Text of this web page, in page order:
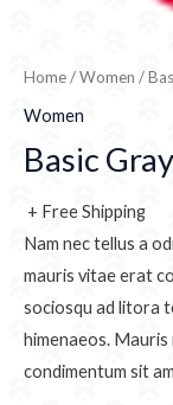
Home/Women /
Women
Basic
+ Free Shipping
Nam nec tellus a
mauris vitae erat
sociosqu ad litora
himenaeos. Mauris
condimentum sit